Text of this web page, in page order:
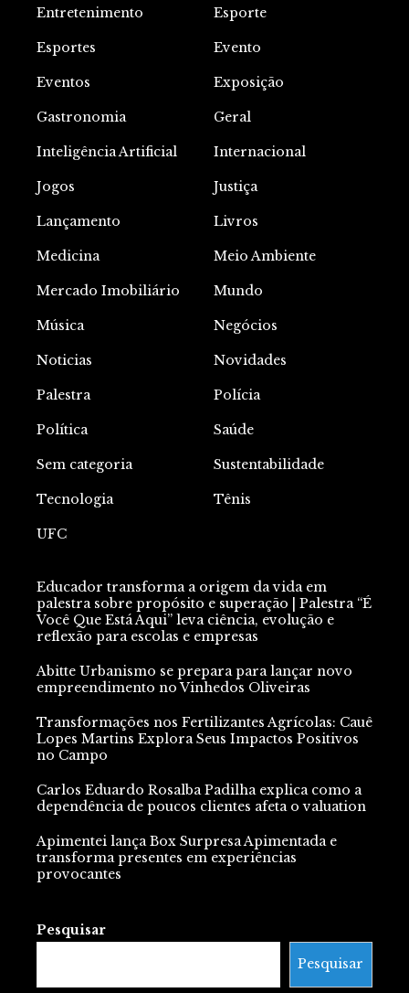
Entretenimento Esporte
Esportes Evento
Eventos Exposição
Gastronomia Geral
Inteligência Artificial Internacional
Jogos Justiça
Lançamento Livros
Medicina Meio Ambiente
Mercado Imobiliário Mundo
Música Negócios
Noticias Novidades
Palestra Polícia
Política Saúde
Sem categoria Sustentabilidade
Tecnologia Tênis
UFC
Educador transforma a origem da vida em
palestra sobre propósito e superação | Palestra “É
Você Que Está Aqui” leva ciência, evolução e
reflexão para escolas e empresas
Abitte Urbanismo se prepara para lançar novo
empreendimento no Vinhedos Oliveiras
Transformações nos Fertilizantes Agrícolas: Cauê
Lopes Martins Explora Seus Impactos Positivos
no Campo
Carlos Eduardo Rosalba Padilha explica como a
dependência de poucos clientes afeta o valuation
Apimentei lança Box Surpresa Apimentada e
transforma presentes em experiências
provocantes
Pesquisar
Pesquisar